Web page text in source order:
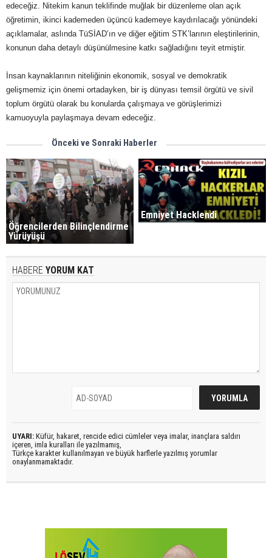
edeceğiz. Nitekim kanun teklifinde muğlak bir düzenleme olan açık
öğretimin, ikinci kademeden üçüncü kademeye kaydırılacağı yönündeki
açıklamalar, aslında TüSİAD’ın ve diğer eğitim STK’larının eleştirilerinin,
konunun daha detaylı düşünülmesine katkı sağladığını teyit etmiştir.
İnsan kaynaklarının niteliğinin ekonomik, sosyal ve demokratik
gelişmemiz için önemi ortadayken, bir iş dünyası temsil örgütü ve sivil
toplum örgütü olarak bu konularda çalışmaya ve görüşlerimizi
kamuoyuyla paylaşmaya devam edeceğiz.
Önceki ve Sonraki Haberler
Öğrencilerden Bilinçlendirme
Yürüyüşü
Emniyet Hacklendi
HABERE YORUM KAT
UYARI: Küfür, hakaret, rencide edici cümleler veya imalar, inançlara saldırı
içeren, imla kuralları ile yazılmamış,
Türkçe karakter kullanılmayan ve büyük harflerle yazılmış yorumlar
onaylanmamaktadır.